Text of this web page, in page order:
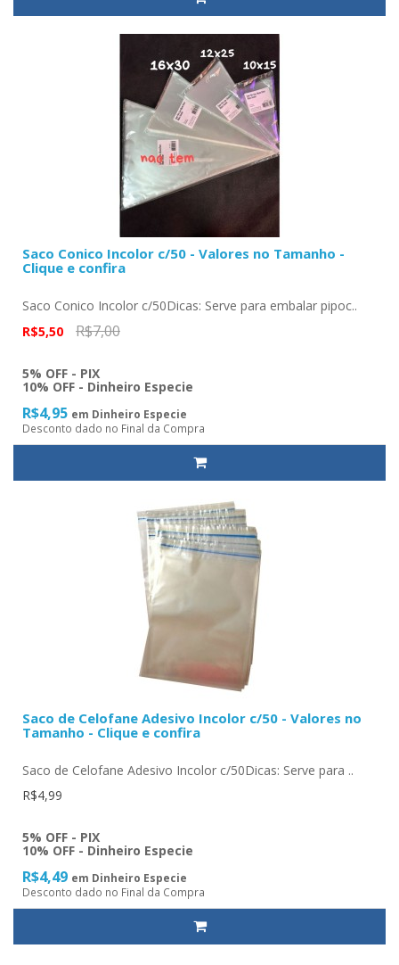
Saco Conico Incolor c/50 - Valores no Tamanho -
Clique e confira
Saco Conico Incolor c/50Dicas: Serve para embalar pipoc..
R$5,50
R$7,00
5% OFF - PIX
10% OFF - Dinheiro Especie
R$4,95 em Dinheiro Especie
Desconto dado no Final da Compra
Saco de Celofane Adesivo Incolor c/50 - Valores no
Tamanho - Clique e confira
Saco de Celofane Adesivo Incolor c/50Dicas: Serve para ..
R$4,99
5% OFF - PIX
10% OFF - Dinheiro Especie
R$4,49 em Dinheiro Especie
Desconto dado no Final da Compra